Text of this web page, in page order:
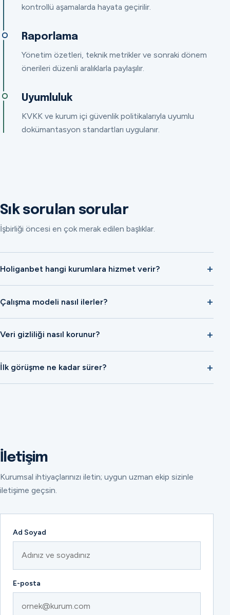
kontrollü aşamalarda hayata geçirilir.
Raporlama
Yönetim özetleri, teknik metrikler ve sonraki dönem
önerileri düzenli aralıklarla paylaşılır.
Uyumluluk
KVKK ve kurum içi güvenlik politikalarıyla uyumlu
dokümantasyon standartları uygulanır.
Sık sorulan sorular
İşbirliği öncesi en çok merak edilen başlıklar.
Holiganbet hangi kurumlara hizmet verir?
Çalışma modeli nasıl ilerler?
Veri gizliliği nasıl korunur?
İlk görüşme ne kadar sürer?
İletişim
Kurumsal ihtiyaçlarınızı iletin; uygun uzman ekip sizinle
iletişime geçsin.
Ad Soyad
E-posta